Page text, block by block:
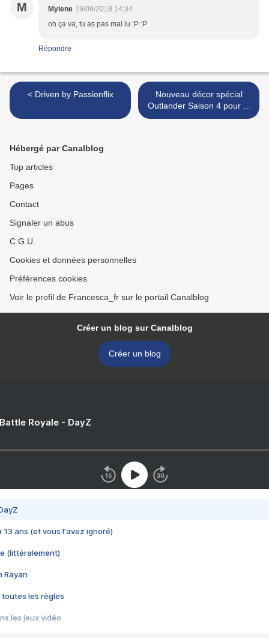
M Mylene 19/09/2018 14:34
oh ça va, tu as pas mal lu :P :P
Répondre
< Driven by Passionflix
Nouveau décor spécial
Outlander Saison 4 pour le
blog! >
Hébergé par Canalblog
Top articles
Pages
Contact
Signaler un abus
C.G.U.
Cookies et données personnelles
Préférences cookies
Voir le profil de Francesca_fr sur le portail Canalblog
Créer un blog sur Canalblog
Créer un blog
Royale - DayZ
13 ans (et vous l'avez ignoré)
(littéralement)
Rayan
toutes les règles
les jeux vidéo